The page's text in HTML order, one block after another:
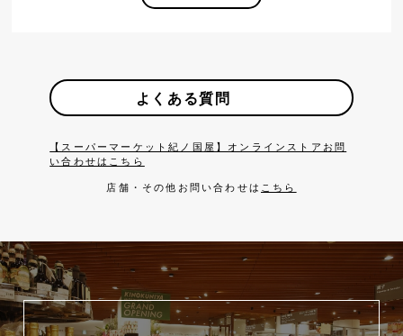
よくある質問
【スーパーマーケット紀ノ国屋】オンラインストアお問
い合わせはこちら
店舗・その他お問い合わせは こちら